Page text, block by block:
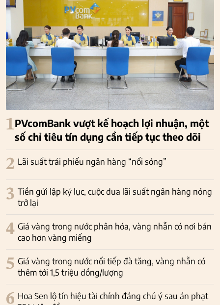
1PVcomBank vượt kế hoạch lợi nhuận, một
số chỉ tiêu tín dụng cần tiếp tục theo dõi
2 Lãi suất trái phiếu ngân hàng “nổi sóng”
3 Tiền gửi lập kỷ lục, cuộc đua lãi suất ngân hàng nóng
trở lại
4 Giá vàng trong nước phân hóa, vàng nhẫn có nơi bán
cao hơn vàng miếng
5 Giá vàng trong nước nối tiếp đà tăng, vàng nhẫn có
thêm tới 1,5 triệu đồng/lượng
6 Hoa Sen lộ tín hiệu tài chính đáng chú ý sau án phạt